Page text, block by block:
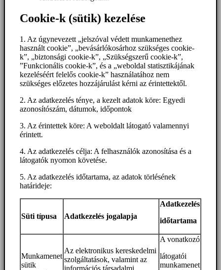
Cookie-k (sütik) kezelése
1. Az úgynevezett „jelszóval védett munkamenethez
használt cookie”, „bevásárlókosárhoz szükséges cookie-
k”, „biztonsági cookie-k”, „Szükségszerű cookie-k”,
”Funkcionális cookie-k”, és a „weboldal statisztikájának
kezeléséért felelős cookie-k” használatához nem
szükséges előzetes hozzájárulást kérni az érintettektől.
2. Az adatkezelés ténye, a kezelt adatok köre: Egyedi
azonosítószám, dátumok, időpontok
3. Az érintettek köre: A weboldalt látogató valamennyi
érintett.
4. Az adatkezelés célja: A felhasználók azonosítása és a
látogatók nyomon követése.
5. Az adatkezelés időtartama, az adatok törlésének
határideje:
Süti típusa Adatkezelés jogalapja
Adatkezelés
időtartama
Munkamenet
sütik
Az elektronikus kereskedelmi
szolgáltatások, valamint az
információs társadalmi
A vonatkozó
látogatói
munkamenet